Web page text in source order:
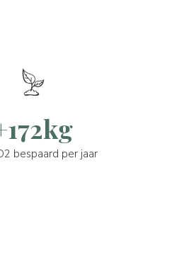
bespaard per jaar